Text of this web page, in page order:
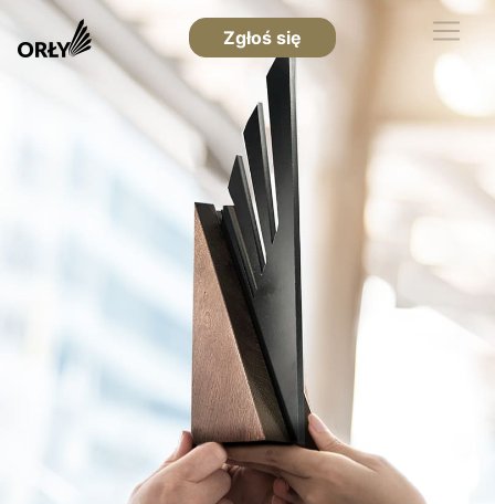
Zgłoś się